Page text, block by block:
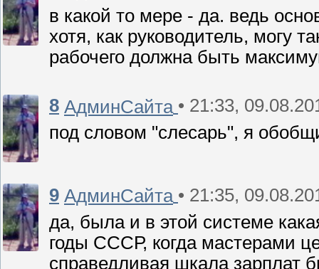
в какой то мере - да. ведь
хотя, как руководитель, могу
рабочего должна быть
8 АдминСайта • 21:33,
под словом "слесарь", я
9 АдминСайта • 21:35,
да, была и в этой системе
годы СССР, когда мастерами
справедливая шкала зарплат